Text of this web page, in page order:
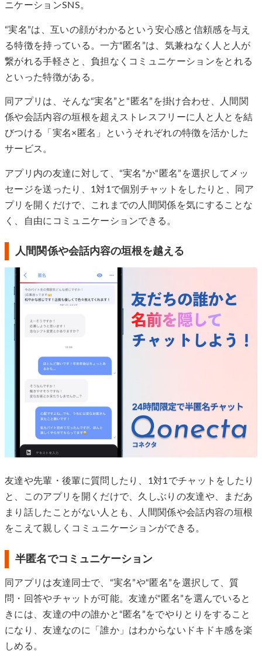
ニケーションSNS。
“実名”は、互いの顔がわかるという安心感と信頼感を与え
る特徴を持っている。一方“匿名”は、気兼ねなく人と人が
繋がれる手軽さと、負担なくコミュニケーションをとれる
といった特徴がある。
同アプリは、そんな“実名”と“匿名”を掛け合わせ、人間関
係や会話内容の垣根を超えストレスフリーに人と人とを結
びつける「実名×匿名」というそれぞれの特徴を活かした
サービス。
アプリ内の友達に対して、“実名”か“匿名”を選択してメッ
セージを送ったり、1対1で個別チャットをしたりと、同ア
プリを開くだけで、これまでの人間関係を気にすることな
く、自由にコミュニケーションできる。
人間関係や会話内容の垣根を越える
友達や先輩・後輩に質問したり、1対1でチャットをしたり
と、このアプリを開くだけで、久しぶりの友達や、まだあ
まり話したことがない人とも、人間関係や会話内容の垣根
をこえて親しくコミュニケーションができる。
半匿名でコミュニケーション
同アプリは友達同士で、“実名”や“匿名”を選択して、質
問・回答やチャットが可能。友達が“匿名”を選んでいると
きには、友達の中の誰かと“匿名”をでやりとりをすること
になり、友達なのに「誰か」はわからないドキドキ感を楽
しめる。